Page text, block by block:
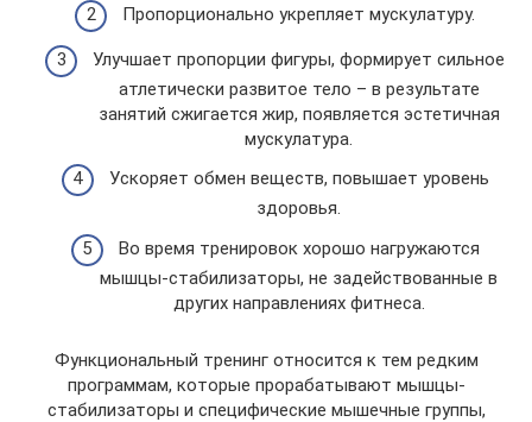
Пропорционально укрепляет мускулатуру.
Улучшает пропорции фигуры, формирует сильное
атлетически развитое тело – в результате
занятий сжигается жир, появляется эстетичная
мускулатура.
Ускоряет обмен веществ, повышает уровень
здоровья.
Во время тренировок хорошо нагружаются
мышцы-стабилизаторы, не задействованные в
других направлениях фитнеса.
Функциональный тренинг относится к тем редким
программам, которые прорабатывают мышцы-
стабилизаторы и специфические мышечные группы,